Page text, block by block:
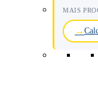
MAIS